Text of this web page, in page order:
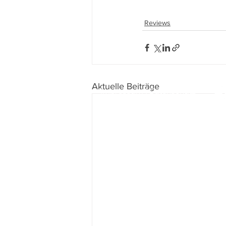
Reviews
Aktuelle Beiträge
Impressum IDatenschutz